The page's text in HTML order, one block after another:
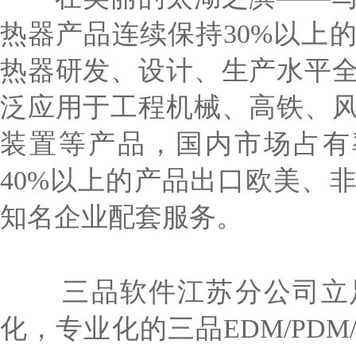
热器产品连续保持30%以上
热器研发、设计、生产水平
泛应用于工程机械、高铁、
装置等产品，国内市场占
40%以上的产品出口欧美、
知名企业配套服务。
三品软件江苏分公司立
化，专业化的三品EDM/